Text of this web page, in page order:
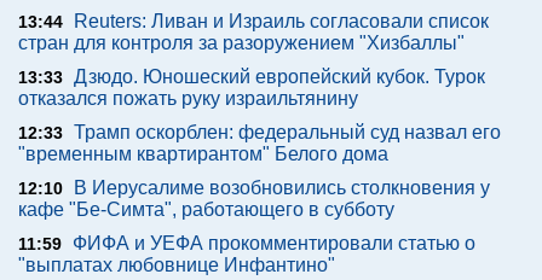
13:44
Reuters: Ливан и Израиль согласовали список
стран для контроля за разоружением "Хизбаллы"
13:33 Дзюдо. Юношеский европейский кубок. Турок
отказался пожать руку израильтянину
12:33 Трамп оскорблен: федеральный суд назвал его
"временным квартирантом" Белого дома
12:10
В Иерусалиме возобновились столкновения у
кафе "Бе-Симта", работающего в субботу
11:59
ФИФА и УЕФА прокомментировали статью о
"выплатах любовнице Инфантино"